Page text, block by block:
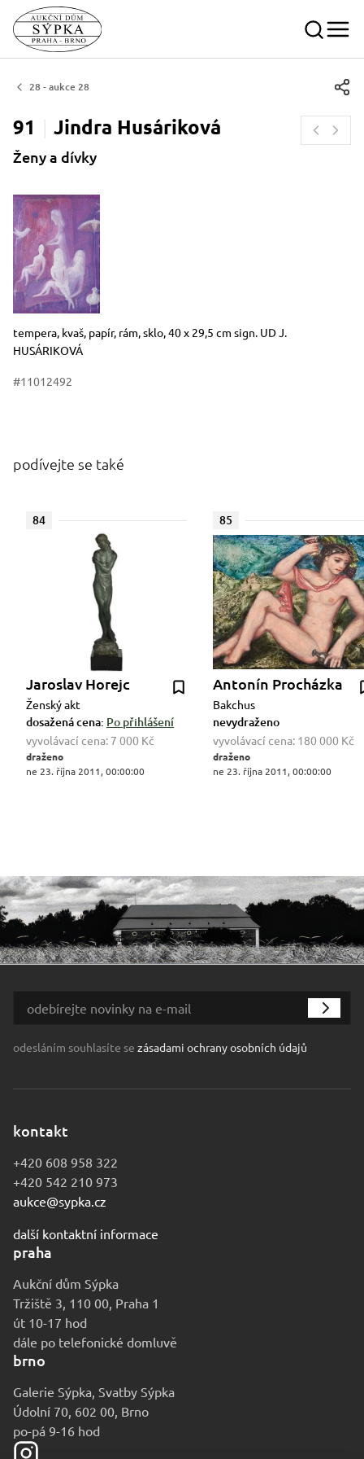
28 - aukce 28
91 Jindra Husáriková
Ženy a dívky
Rozměry
Stručný popis předmětu
tempera, kvaš, papír, rám, sklo, 40 x 29,5 cm sign. UD J.
HUSÁRIKOVÁ
#11012492
podívejte se také
84
Jaroslav Horejc
Ženský akt
dosažená cena: Po přihlášení
vyvolávací cena: 7 000 Kč
draženo
ne 23. října 2011, 00:00:00
85
Antonín Procházka
Bakchus
nevydraženo
vyvolávací cena: 180 000 Kč
draženo
ne 23. října 2011, 00:00:00
odesláním souhlasíte se zásadami ochrany osobních údajů
kontakt
+420 608 958 322
+420 542 210 973
aukce@sypka.cz
další kontaktní informace
praha
Aukční dům Sýpka
Tržiště 3, 110 00, Praha 1
út 10-17 hod
dále po telefonické domluvě
brno
Galerie Sýpka, Svatby Sýpka
Údolní 70, 602 00, Brno
po-pá 9-16 hod